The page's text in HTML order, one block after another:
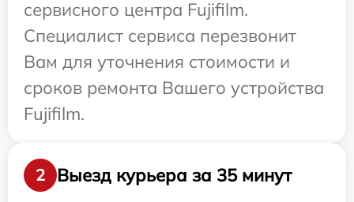
сервисного центра Fujifilm.
Специалист сервиса перезвонит
Вам для уточнения стоимости и
сроков ремонта Вашего устройства
Fujifilm.
2
Выезд курьера за 35 минут